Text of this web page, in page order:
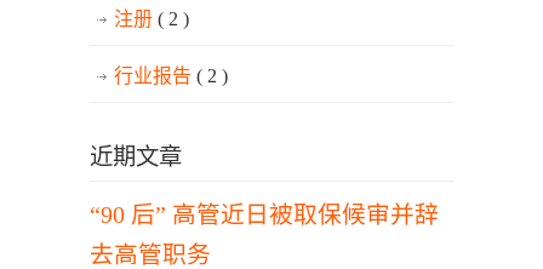
注册 ( 2 )
行业报告 ( 2 )
近期文章
“90 后” 高管近日被取保候审并辞
去高管职务